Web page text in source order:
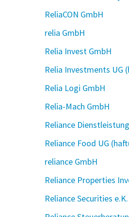
ReliaCON GmbH
relia GmbH
Relia Invest GmbH
Relia Investments UG
Relia Logi GmbH
Relia-Mach GmbH
Reliance
Reliance Food UG
reliance GmbH
Reliance Properties
Reliance Securities e.K.